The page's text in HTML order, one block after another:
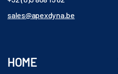
sales@apexdyna.be
HOME